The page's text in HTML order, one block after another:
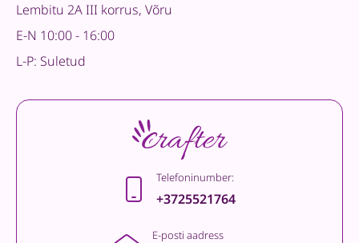
Lembitu 2A III korrus, Võru
E-N 10:00 - 16:00
L-P: Suletud
Telefoninumber:
+3725521764
E-posti aadress